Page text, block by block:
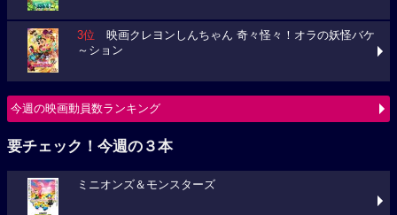
3位 映画クレヨンしんちゃん 奇々怪々！オラの妖怪バケ
～ション
今週の映画動員数ランキング
要チェック！今週の３本
ミニオンズ＆モンスターズ